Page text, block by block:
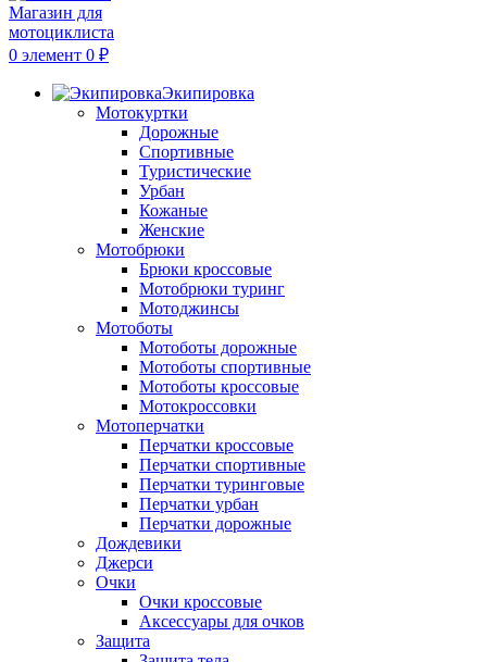
0 элемент 0 ₽
Экипировка
Мотокуртки
Дорожные
Спортивные
Туристические
Урбан
Кожаные
Женские
Мотобрюки
Брюки кроссовые
Мотобрюки туринг
Мотоджинсы
Мотоботы
Мотоботы дорожные
Мотоботы спортивные
Мотоботы кроссовые
Мотокроссовки
Мотоперчатки
Перчатки кроссовые
Перчатки спортивные
Перчатки туринговые
Перчатки урбан
Перчатки дорожные
Дождевики
Джерси
Очки
Очки кроссовые
Аксессуары для очков
Защита